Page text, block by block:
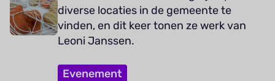
diverse locaties in de gemeente te
vinden, en dit keer tonen ze werk van
Leoni Janssen.
Evenement